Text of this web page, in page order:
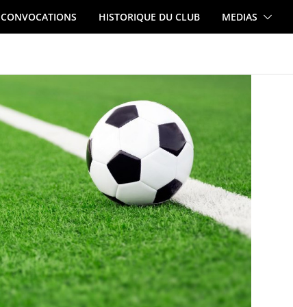
CONVOCATIONS HISTORIQUE DU CLUB MEDIAS